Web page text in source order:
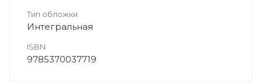
Тип обложки
Интегральная
ISBN
9785370037719